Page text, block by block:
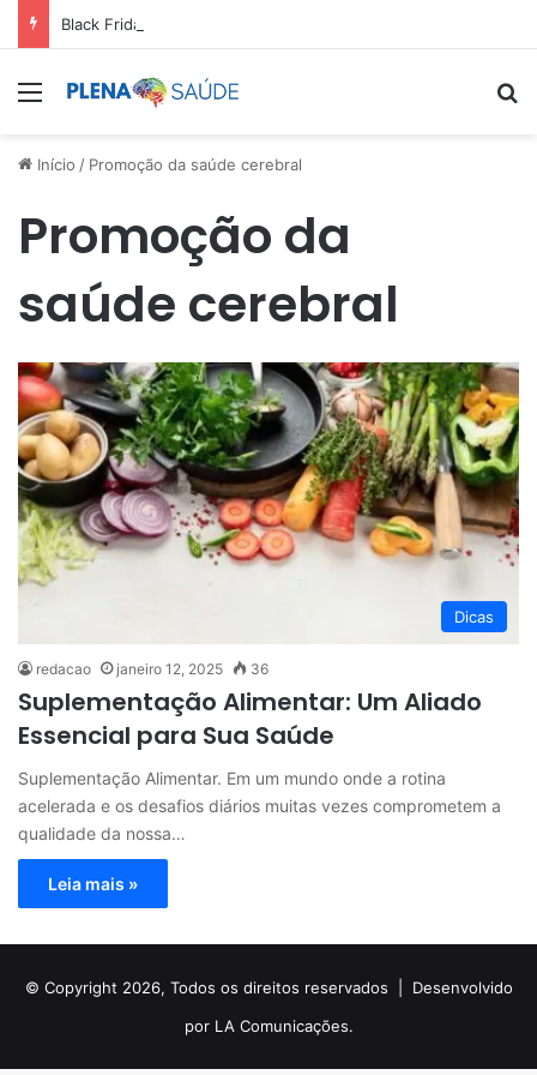
Black Friday: aproveite antes que acabe
Menu
Início / Promoção da saúde cerebral
Promoção da
saúde cerebral
Dicas
redacao janeiro 12, 2025 36
Suplementação Alimentar: Um Aliado
Essencial para Sua Saúde
Suplementação Alimentar. Em um mundo onde a rotina
acelerada e os desafios diários muitas vezes comprometem a
qualidade da nossa…
Leia mais »
© Copyright 2026, Todos os direitos reservados | Desenvolvido
por LA Comunicações.